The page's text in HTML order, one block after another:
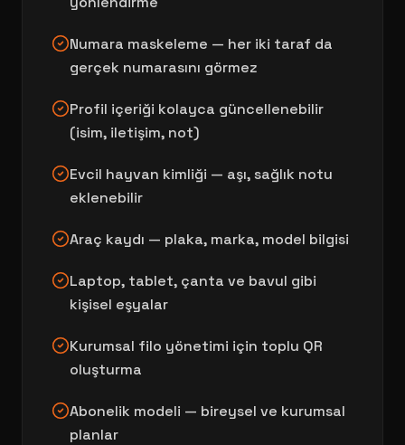
Numara maskeleme — her iki taraf da
gerçek numarasını görmez
Profil içeriği kolayca güncellenebilir
(isim, iletişim, not)
Evcil hayvan kimliği — aşı, sağlık notu
eklenebilir
Araç kaydı — plaka, marka, model bilgisi
Laptop, tablet, çanta ve bavul gibi
kişisel eşyalar
Kurumsal filo yönetimi için toplu QR
oluşturma
Abonelik modeli — bireysel ve kurumsal
planlar